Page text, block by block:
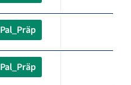
Pal_Präp
Pal_Präp